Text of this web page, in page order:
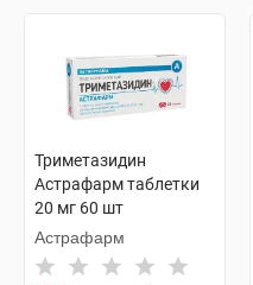
Триметазидин
Астрафарм таблетки
20 мг 60 шт
Астрафарм